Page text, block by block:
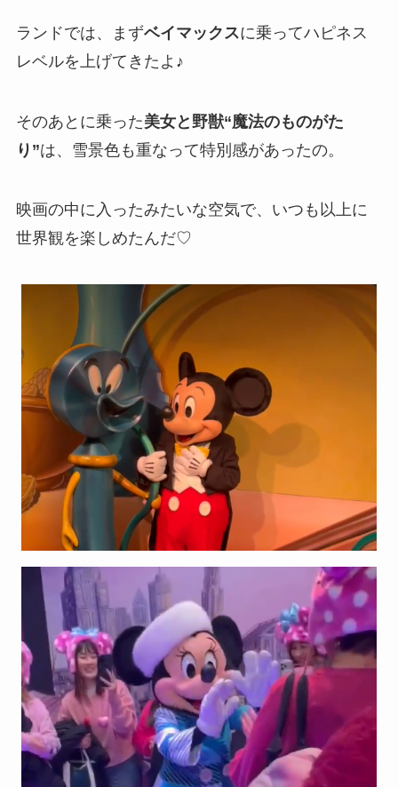
ランドでは、まずベイマックスに乗ってハピネス
レベルを上げてきたよ♪
そのあとに乗った美女と野獣“魔法のものがた
り”は、雪景色も重なって特別感があったの。
映画の中に入ったみたいな空気で、いつも以上に
世界観を楽しめたんだ♡